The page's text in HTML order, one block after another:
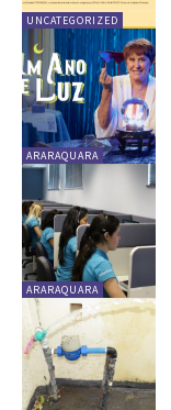
UNCATEGORIZED
ARARAQUARA
ARARAQUARA